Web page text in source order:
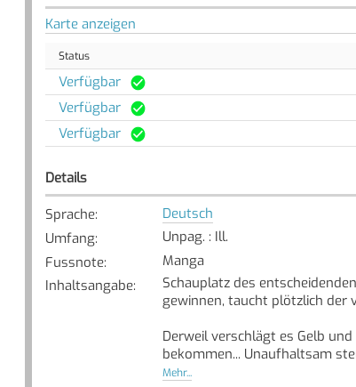
Karte anzeigen
Status
Verfügbar
Verfügbar
Verfügbar
Details
Sprache:
Deutsch
Umfang:
Unpag. : Ill.
Fussnote:
Manga
Inhaltsangabe:
Schauplatz des
gewinnen, taucht plötzlich der
Derweil verschlägt es Gelb
bekommen... Unaufhaltsam
[Quelle: Buchhaus.ch, bearbeitet mit
Mehr...